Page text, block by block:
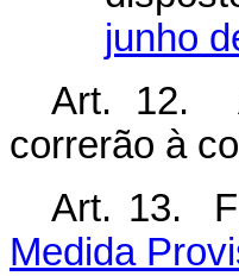
junho
Art. 12.
correrão à
Art. 13.
Medida